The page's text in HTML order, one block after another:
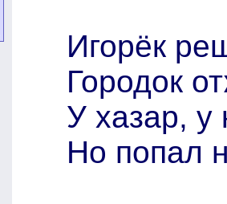
Игорёк
Городок
У хазар, у
Но попал